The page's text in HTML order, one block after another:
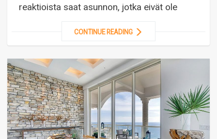
reaktioista saat asunnon, jotka eivät ole
CONTINUE READING